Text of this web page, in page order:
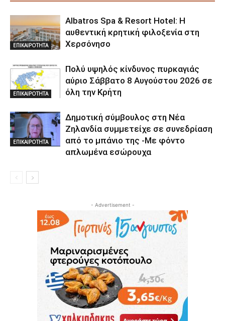
ΕΠΙΚΑΙΡΟΤΗΤΑ
Albatros Spa & Resort Hotel: Η
αυθεντική κρητική φιλοξενία στη
Χερσόνησο
ΕΠΙΚΑΙΡΟΤΗΤΑ
Πολύ υψηλός κίνδυνος πυρκαγιάς
αύριο Σάββατο 8 Αυγούστου 2026 σε
όλη την Κρήτη
ΕΠΙΚΑΙΡΟΤΗΤΑ
Δημοτική σύμβουλος στη Νέα
Ζηλανδία συμμετείχε σε συνεδρίαση
από το μπάνιο της -Με φόντο
απλωμένα εσώρουχα
- Advertisement -